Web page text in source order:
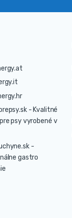
- Kvalitné
psy vyrobené v
-
gastro